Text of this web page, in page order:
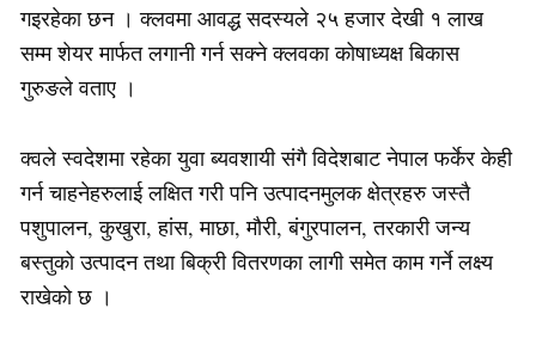
गइरहेका छन । क्लवमा आवद्ध सदस्यले २५ हजार देखी १ लाख
सम्म शेयर मार्फत लगानी गर्न सक्ने क्लवका कोषाध्यक्ष बिकास
गुरुङले वताए ।
क्वले स्वदेशमा रहेका युवा ब्यवशायी संगै विदेशबाट नेपाल फर्केर केही
गर्न चाहनेहरुलाई लक्षित गरी पनि उत्पादनमुलक क्षेत्रहरु जस्तै
पशुपालन, कुखुरा, हांस, माछा, मौरी, बंगुरपालन, तरकारी जन्य
बस्तुको उत्पादन तथा बिक्री वितरणका लागी समेत काम गर्ने लक्ष्य
राखेको छ ।